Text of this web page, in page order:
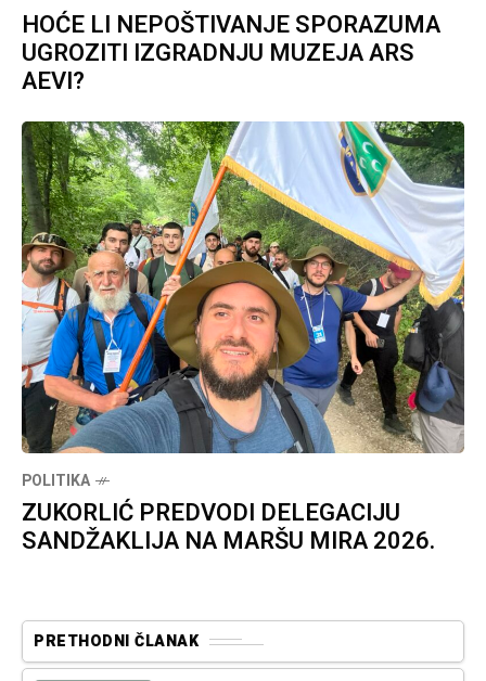
HOĆE LI NEPOŠTIVANJE SPORAZUMA
UGROZITI IZGRADNJU MUZEJA ARS
AEVI?
POLITIKA
ZUKORLIĆ PREDVODI DELEGACIJU
SANDŽAKLIJA NA MARŠU MIRA 2026.
PRETHODNI ČLANAK